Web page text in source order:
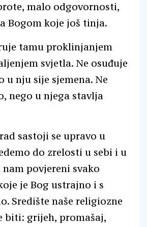
malo odgovornosti,
Bogom koje još tinja.
tamu proklinjanjem
svjetla. Ne osuđuje
u nju sije sjemena. Ne
nego u njega stavlja
sastoji se upravo u
do zrelosti u sebi i u
povjereni svako
je Bog ustrajno i s
Središte naše religiozne
biti: grijeh, promašaj,